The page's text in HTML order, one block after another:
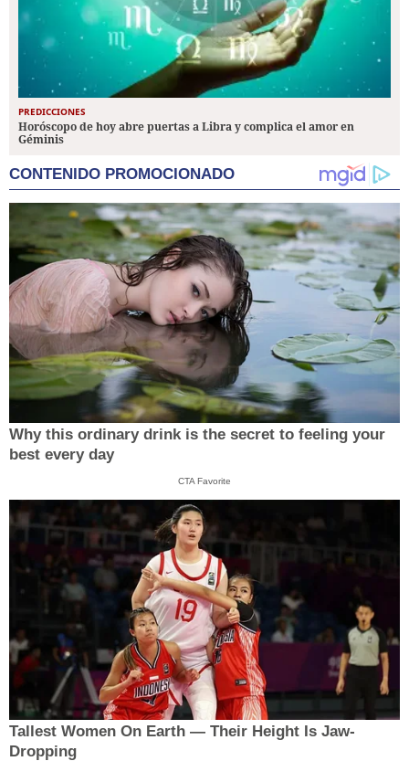
PREDICCIONES
Horóscopo de hoy abre puertas a Libra y complica el amor en
Géminis
CONTENIDO PROMOCIONADO
Why this ordinary drink is the secret to feeling your
best every day
CTA Favorite
Tallest Women On Earth — Their Height Is Jaw-
Dropping